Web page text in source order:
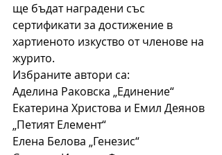
ще бъдат наградени със
сертификати за достижение в
хартиеното изкуство от членове на
журито.
Избраните автори са:
Аделина Раковска „Единение“
Екатерина Христова и Емил Деянов
„Петият Елемент“
Елена Белова „Генезис“